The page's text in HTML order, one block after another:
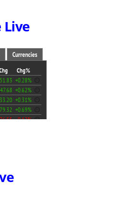
Live